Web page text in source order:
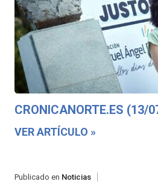
CRONICANORTE.ES (13/
VER ARTÍCULO »
Publicado en Noticias